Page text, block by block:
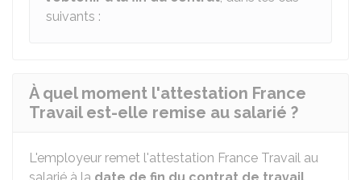
suivants :
À quel moment l'attestation France
Travail est-elle remise au salarié ?
L'employeur remet l'attestation France Travail au